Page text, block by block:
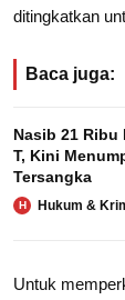
ditingkatkan
Baca juga:
Nasib 21 Ribu
T, Kini
Tersangka
H Hukum &
Untuk